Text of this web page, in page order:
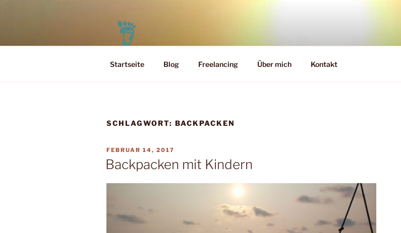
PELEO
Leben für Heute und Morgen
Startseite Blog Freelancing Über mich Kontakt
SCHLAGWORT: BACKPACKEN
VERÖFFENTLICHT
AM
FEBRUAR 14, 2017
Backpacken mit Kindern